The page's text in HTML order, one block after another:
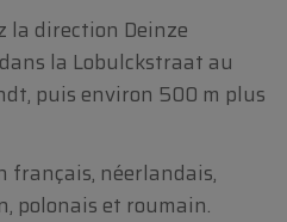
la direction Deinze
la Lobulckstraat au
puis environ 500 m plus
français, néerlandais,
polonais et roumain.